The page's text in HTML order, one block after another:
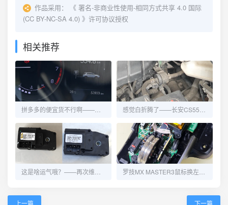
作品采用：
《 署名-非商业性使用-相同方式共享 4.0 国际
(CC BY-NC-SA 4.0) 》许可协议授权
相关推荐
上一篇 下一篇